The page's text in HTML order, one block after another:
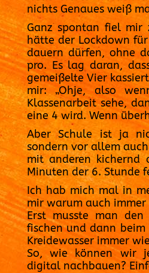
nichts Genaues weiß
Ganz spontan fiel mir
hätte der Lockdown
dauern dürfen, ohne
pro. Es lag daran,
gemeißelte Vier
mir: „Ohje, also
Klassenarbeit sehe,
eine 4 wird. Wenn
Aber Schule ist ja
sondern vor allem
mit anderen kichernd
Minuten der 6. Stunde
Ich hab mich mal in
mir warum auch
Erst musste man den
fischen und dann beim
Kreidewasser immer
So, wie können wir
digital nachbauen?